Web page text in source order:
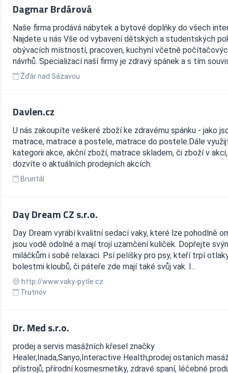
Dagmar Brdárová
Naše firma prodává nábytek a bytové doplňky do všech
Najdete u nás Vše od vybavení dětských a studentských
obývacích místností, pracoven, kuchyní včetně
návrhů. Specializací naší firmy je zdravý spánek a s tím
Žďár nad Sázavou
Davlen.cz
U nás zakoupíte veškeré zboží ke zdravému spánku - jako
matrace, matrace a postele, matrace do postele.Dále
kategorii akce, akční zboží, matrace skladem, či zboží v
dozvíte o aktuálních prodejních akcích.
Bruntál
Day Dream CZ s.r.o.
Day Dream vyrábí kvalitní sedací vaky, které lze pohodlně
jsou vodě odolné a mají trojí uzamčení kuliček. Dopřejte
miláčkům i sobě relaxaci. Psí pelíšky pro psy, kteří trpí
bolestmi kloubů, či páteře zde mají také svůj vak. I...
http://www.vaky-pytle.cz
Trutnov
Dr. Med s.r.o.
prodej a servis masážních křesel značky
Healer,Inada,Sanyo,Interactive Health,prodej ostaních
přístrojů, přírodní kosmesmetiky, zdravé spaní, léčebné